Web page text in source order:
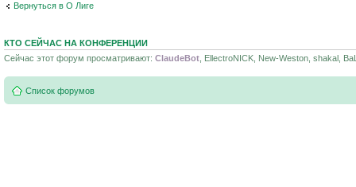
Вернуться в О Лиге
КТО СЕЙЧАС НА КОНФЕРЕНЦИИ
Сейчас этот форум просматривают: ClaudeBot , EllectroNICK, New-Weston, shakal,
Список форумов